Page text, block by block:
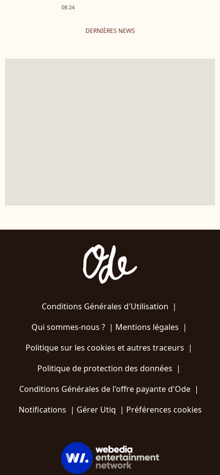
08:24
DERNIÈRES NEWS
Conditions Générales d'Utilisation |
Qui sommes-nous ?| Mentions légales |
Politique sur les cookies et autres traceurs |
Politique de protection des données |
Conditions Générales de l'offre payante d'Ode |
Notifications | Gérer Utiq | Préférences cookies